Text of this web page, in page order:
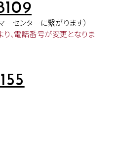
ーセンターに繋がります）
、電話番号が変更となりま